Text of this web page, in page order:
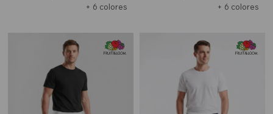
+ 6 colores + 6 colores